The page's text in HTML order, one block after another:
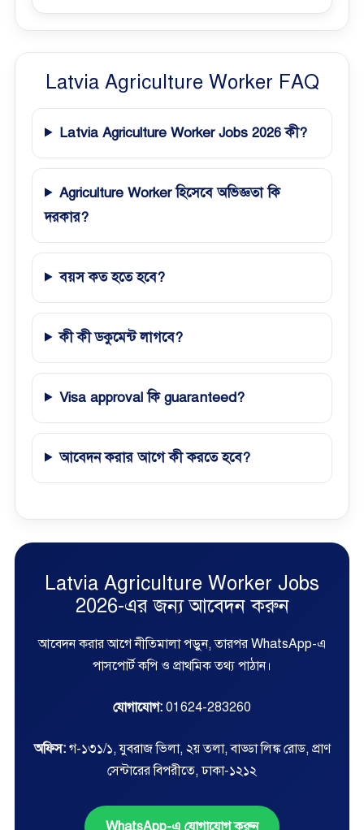
Latvia Agriculture Worker FAQ
Latvia Agriculture Worker Jobs 2026 কী?
Agriculture Worker হিসেবে অভিজ্ঞতা কি
দরকার?
বয়স কত হতে হবে?
কী কী ডকুমেন্ট লাগবে?
Visa approval কি guaranteed?
আবেদন করার আগে কী করতে হবে?
Latvia Agriculture Worker Jobs
2026-এর জন্য আবেদন করুন
আবেদন করার আগে নীতিমালা পড়ুন, তারপর WhatsApp-এ
পাসপোর্ট কপি ও প্রাথমিক তথ্য পাঠান।
যোগাযোগ: 01624-283260
অফিস:গ-১৩১/১, যুবরাজ ভিলা, ২য় তলা, বাড্ডা লিঙ্ক রোড, প্রাণ
সেন্টারের বিপরীতে, ঢাকা-১২১২
WhatsApp-এ যোগাযোগ করুন